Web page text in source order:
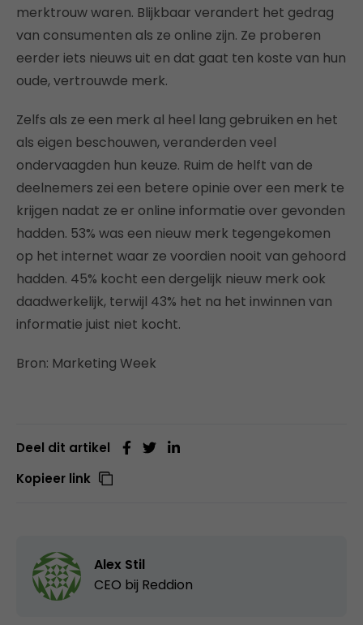
merktrouw waren. Blijkbaar verandert het gedrag
van consumenten als ze online zijn. Ze proberen
eerder iets nieuws uit en dat gaat ten koste van hun
oude, vertrouwde merk.
Zelfs als ze een merk al heel lang gebruiken en het
als eigen beschouwen, veranderden veel
ondervaagden hun keuze. Ruim de helft van de
deelnemers zei een betere opinie over een merk te
krijgen nadat ze er online informatie over gevonden
hadden. 53% was een nieuw merk tegengekomen
op het internet waar ze voordien nooit van gehoord
hadden. 45% kocht een dergelijk nieuw merk ook
daadwerkelijk, terwijl 43% het na het inwinnen van
informatie juist niet kocht.
Bron: Marketing Week
Deel dit artikel
Kopieer link
Alex Stil
CEO bij Reddion